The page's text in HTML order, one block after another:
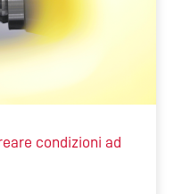
condizioni ad